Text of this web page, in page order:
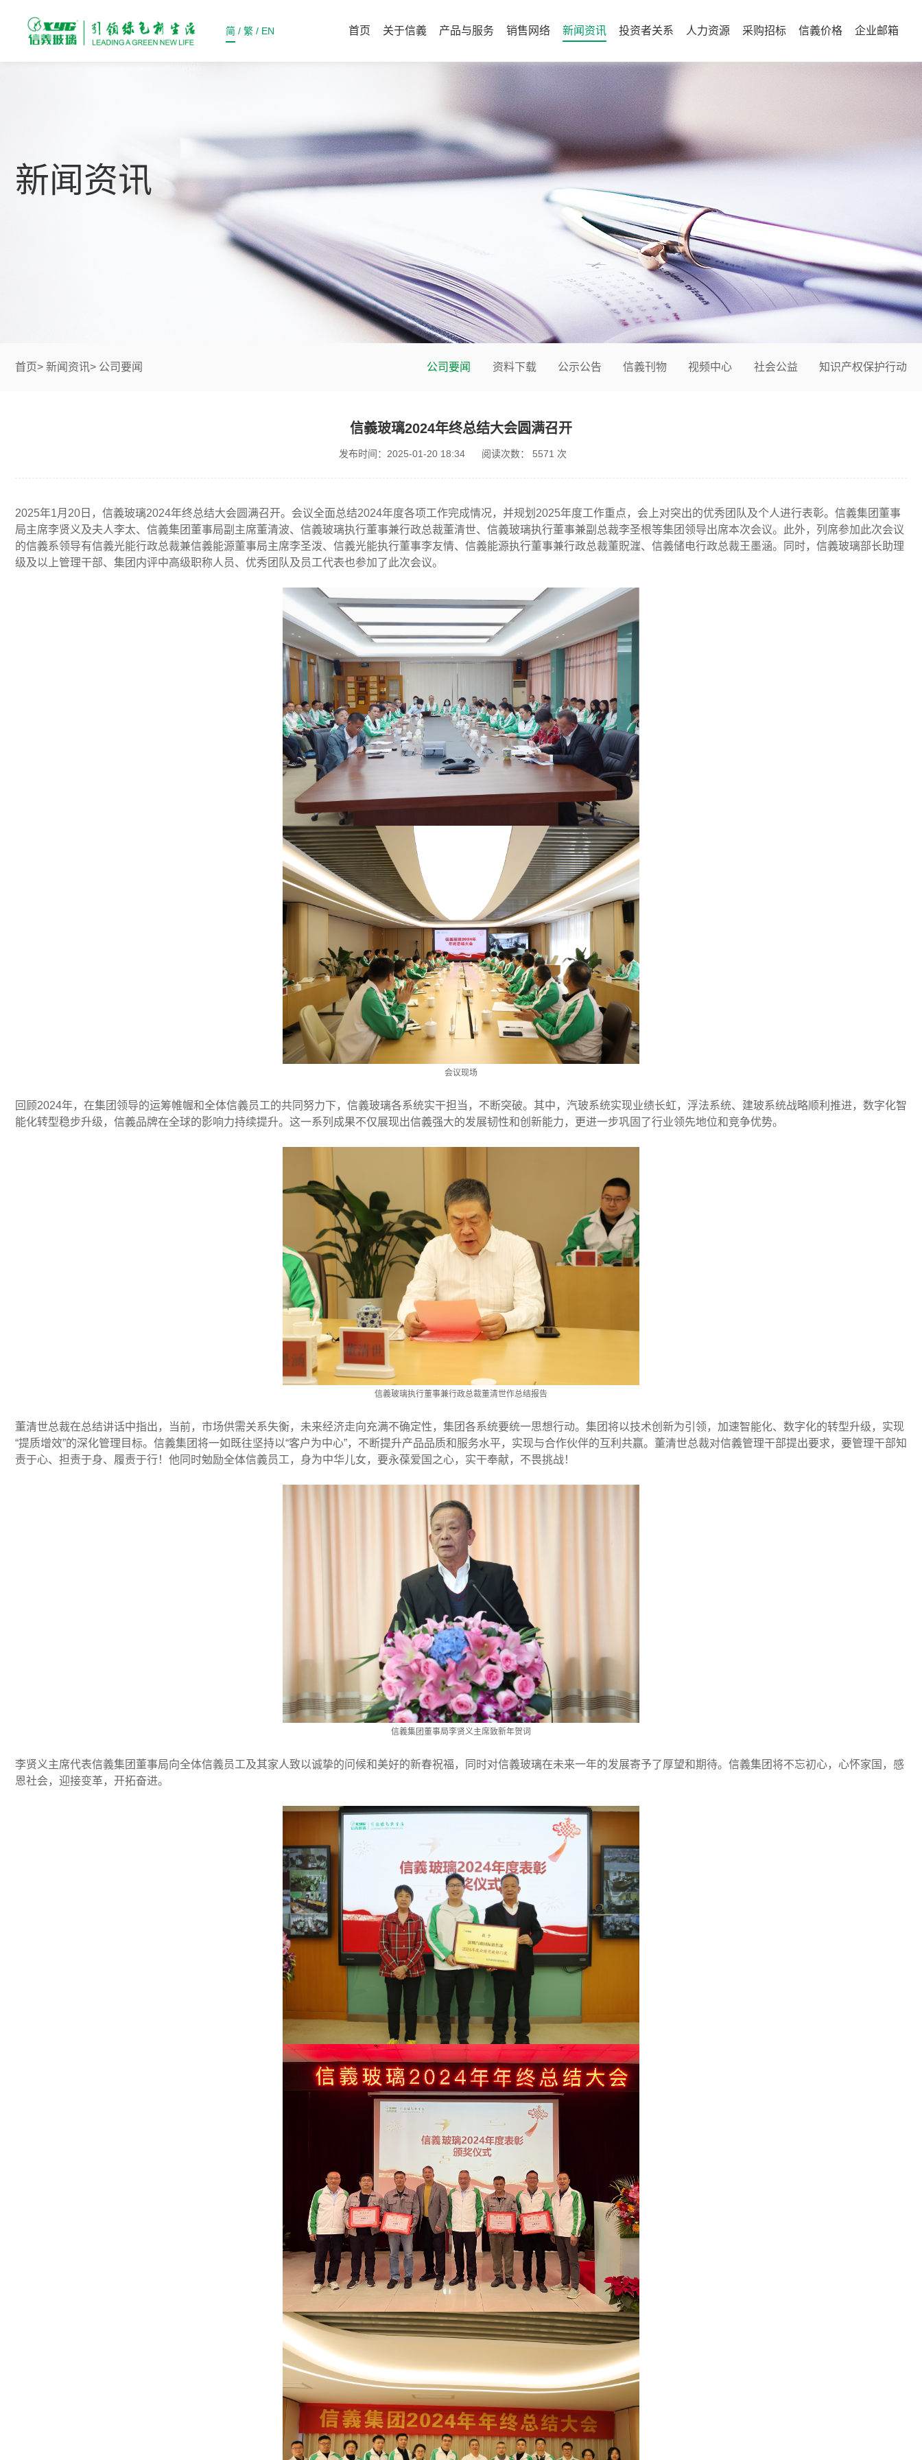
简 /繁 / EN 首页 关于信義 产品与服务 销售网络 新闻资讯 投资者关系 人力资源 采购招标 信義价格 企业邮箱
新闻资讯
首页> 新闻资讯> 公司要闻 公司要闻 资料下载 公示公告 信義刊物 视频中心 社会公益 知识产权保护行动
信義玻璃2024年终总结大会圆满召开
发布时间：2025-01-20 18:34 阅读次数： 5571 次
2025年1月20日，信義玻璃2024年终总结大会圆满召开。会议全面总结2024年度各项工作完成情况，并规划2025年度工作重点，会上对突出的优秀团队及个人进行表彰。信義集团董事
局主席李贤义及夫人李太、信義集团董事局副主席董清波、信義玻璃执行董事兼行政总裁董清世、信義玻璃执行董事兼副总裁李圣根等集团领导出席本次会议。此外，列席参加此次会议
的信義系领导有信義光能行政总裁兼信義能源董事局主席李圣泼、信義光能执行董事李友情、信義能源执行董事兼行政总裁董貺漄、信義储电行政总裁王墨涵。同时，信義玻璃部长助理
级及以上管理干部、集团内评中高级职称人员、优秀团队及员工代表也参加了此次会议。
会议现场
回顾2024年，在集团领导的运筹帷幄和全体信義员工的共同努力下，信義玻璃各系统实干担当，不断突破。其中，汽玻系统实现业绩长虹，浮法系统、建玻系统战略顺利推进，数字化智
能化转型稳步升级，信義品牌在全球的影响力持续提升。这一系列成果不仅展现出信義强大的发展韧性和创新能力，更进一步巩固了行业领先地位和竞争优势。
信義玻璃执行董事兼行政总裁董清世作总结报告
董清世总裁在总结讲话中指出，当前，市场供需关系失衡，未来经济走向充满不确定性，集团各系统要统一思想行动。集团将以技术创新为引领，加速智能化、数字化的转型升级，实现
“提质增效”的深化管理目标。信義集团将一如既往坚持以“客户为中心”，不断提升产品品质和服务水平，实现与合作伙伴的互利共赢。董清世总裁对信義管理干部提出要求，要管理干部知
责于心、担责于身、履责于行！他同时勉励全体信義员工，身为中华儿女，要永葆爱国之心，实干奉献，不畏挑战！
信義集团董事局李贤义主席致新年贺词
李贤义主席代表信義集团董事局向全体信義员工及其家人致以诚挚的问候和美好的新春祝福，同时对信義玻璃在未来一年的发展寄予了厚望和期待。信義集团将不忘初心，心怀家国，感
恩社会，迎接变革，开拓奋进。